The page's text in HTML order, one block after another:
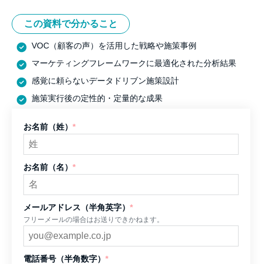
この資料で分かること
VOC（顧客の声）を活用した戦略や施策事例
マーケティングフレームワークに最適化された分析結果
感覚に頼らないデータドリブン施策設計
施策実行後の定性的・定量的な成果
お名前（姓） *
お名前（名） *
メールアドレス（半角英字） *
フリーメールの場合はお送りできかねます。
電話番号（半角数字） *